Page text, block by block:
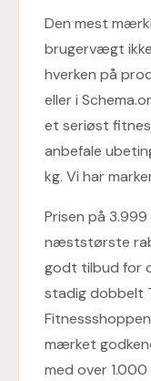
Den mest
brugervægt
hverken på
eller i
et seriøst
anbefale
kg. Vi har
Prisen på
næststørste
godt tilbud for
stadig dobbelt
mærket
med over 1.000